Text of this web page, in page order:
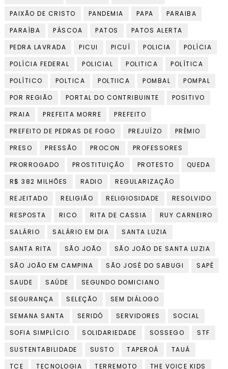
PAIXÃO DE CRISTO
PANDEMIA PAPA
PARAIBA
PARAÍBA
PÁSCOA PATOS
PATOS ALERTA
PEDRA LAVRADA
PICUI PICUÍ POLICIA
POLÍCIA
POLÍCIA FEDERAL
POLICIAL POLITICA
POLÍTICA
POLÍTICO
POLTICA POLTIICA POMBAL
POMPAL
POR REGIÃO
PORTAL DO CONTRIBUINTE
POSITIVO
PRAIA
PREFEITA MORRE
PREFEITO
PREFEITO DE PEDRAS DE FOGO
PREJUÍZO
PRÊMIO
PRESO
PRESSÃO PROCON
PROFESSORES
PRORROGADO
PROSTITUIÇÃO PROTESTO
QUEDA
R$ 382 MILHÕES
RADIO
REGULARIZAÇÃO
REJEITADO
RELIGIÃO RELIGIOSIDADE
RESOLVIDO
RESPOSTA
RICO RITA DE CASSIA
RUY CARNEIRO
SALÁRIO
SALÁRIO EM DIA
SANTA LUZIA
SANTA RITA
SÃO JOÃO
SÃO JOÃO DE SANTA LUZIA
SÃO JOÃO EM CAMPINA
SÃO JOSÉ DO SABUGI
SAPÉ
SAUDE
SAÚDE
SEGUNDO DOMICIANO
SEGURANÇA
SELEÇÃO
SEM DIÁLOGO
SEMANA SANTA
SERIDÓ SERVIDORES
SOCIAL
SOFIA SIMPLÍCIO
SOLIDARIEDADE SOSSEGO
STF
SUSTENTABILIDADE
SUSTO TAPEROÁ
TAUÁ
TCE
TECNOLOGIA TERREMOTO THE VOICE KIDS